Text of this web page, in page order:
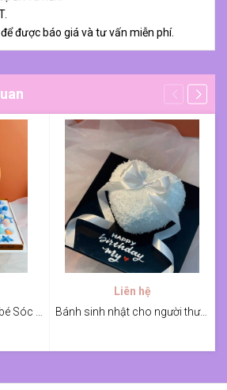
được báo giá và tư vấn miễn phí.
Liên hệ
Bánh sinh nhật cho người thương